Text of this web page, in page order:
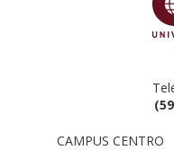
CAMPUS CENTRO